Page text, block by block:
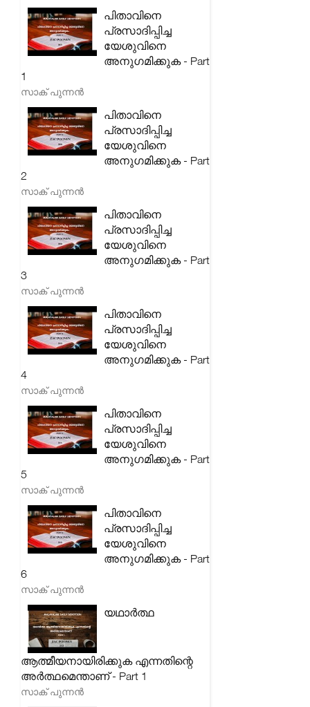
പിതാവിനെ
പ്രസാദിപ്പിച്ച
യേശുവിനെ
അനുഗമിക്കുക - Part
1
സാക് പുന്നൻ
പിതാവിനെ
പ്രസാദിപ്പിച്ച
യേശുവിനെ
അനുഗമിക്കുക - Part
2
സാക് പുന്നൻ
പിതാവിനെ
പ്രസാദിപ്പിച്ച
യേശുവിനെ
അനുഗമിക്കുക - Part
3
സാക് പുന്നൻ
പിതാവിനെ
പ്രസാദിപ്പിച്ച
യേശുവിനെ
അനുഗമിക്കുക - Part
4
സാക് പുന്നൻ
പിതാവിനെ
പ്രസാദിപ്പിച്ച
യേശുവിനെ
അനുഗമിക്കുക - Part
5
സാക് പുന്നൻ
പിതാവിനെ
പ്രസാദിപ്പിച്ച
യേശുവിനെ
അനുഗമിക്കുക - Part
6
സാക് പുന്നൻ
യഥാർത്ഥ
ആത്മീയനായിരിക്കുക എന്നതിന്റെ
അർത്ഥമെന്താണ് - Part 1
സാക് പുന്നൻ